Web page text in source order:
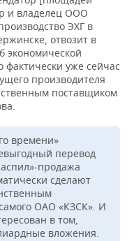
и владелец ООО
ЭХГ в
отвозит в
экономической
фактически уже сейчас
производителя
поставщиком
времени»
перевод
продажа
сделают
ОАО «КЗСК». И
в том,
вложения.